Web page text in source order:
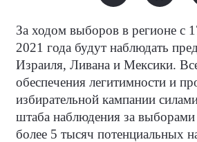
За ходом выборов в регионе с
2021 года будут наблюдать
Израиля, Ливана и Мексики.
обеспечения легитимности и
избирательной кампании
штаба наблюдения за выборами
более 5 тысяч потенциальных